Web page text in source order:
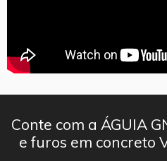
Conte com a ÁGUIA
e furos em concreto